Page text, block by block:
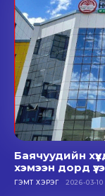
Баячуудийн
хэмээн дорд
ГЭМТ ХЭРЭГ 2026-03-10